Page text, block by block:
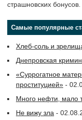
страшновских бонусов.
Самые популярные
Хлеб-соль и
Днепровская
«Суррогатное
проституцией» -
Много нефти, мало
Не вижу зла -